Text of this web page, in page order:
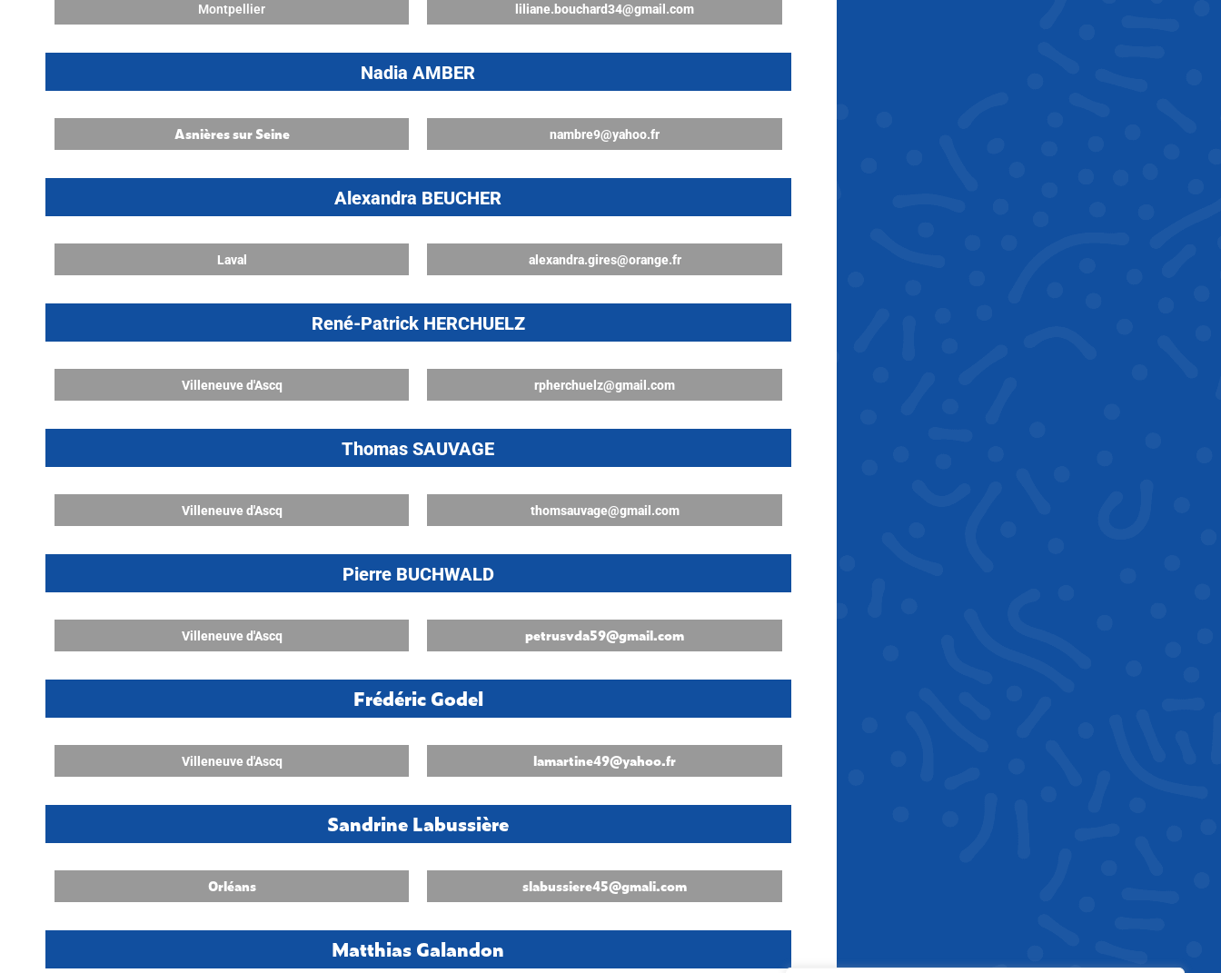
Montpellier liliane.bouchard34@gmail.com
Nadia AMBER
Asnières sur Seine nambre9@yahoo.fr
Alexandra BEUCHER
Laval alexandra.gires@orange.fr
René-Patrick HERCHUELZ
Villeneuve d'Ascq rpherchuelz@gmail.com
Thomas SAUVAGE
Villeneuve d'Ascq thomsauvage@gmail.com
Pierre BUCHWALD
Villeneuve d'Ascq petrusvda59@gmail.com
Frédéric Godel
Villeneuve d'Ascq lamartine49@yahoo.fr
Sandrine Labussière
Orléans slabussiere45@gmali.com
Matthias Galandon